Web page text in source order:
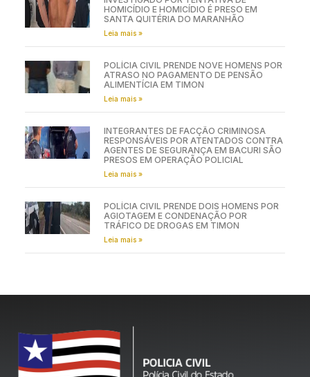
HOMICÍDIO E HOMICÍDIO É PRESO EM
SANTA QUITÉRIA DO MARANHÃO
Leia mais »
POLÍCIA CIVIL PRENDE NOVE HOMENS POR
ATRASO NO PAGAMENTO DE PENSÃO
ALIMENTÍCIA EM TIMON
Leia mais »
INTEGRANTES DE FACÇÃO CRIMINOSA
RESPONSÁVEIS POR ATENTADOS CONTRA
AGENTES DE SEGURANÇA EM BACURI SÃO
PRESOS EM OPERAÇÃO POLICIAL
Leia mais »
POLÍCIA CIVIL PRENDE DOIS HOMENS POR
AGIOTAGEM E CONDENAÇÃO POR
TRÁFICO DE DROGAS EM TIMON
Leia mais »